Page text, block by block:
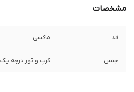
مشخصات
قد ماکسی
جنس کرپ و تور درجه یک